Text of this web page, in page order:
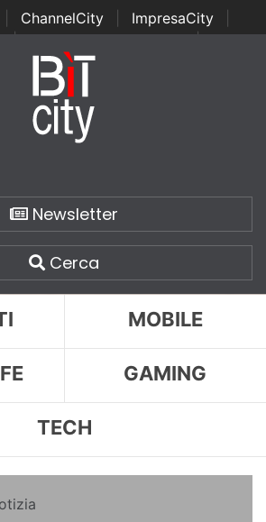
ChannelCity ImpresaCity
| Italian Channel Awards | Italian
Italian Security Awards
Newsletter
Cerca
MOBILE
GAMING
TECH